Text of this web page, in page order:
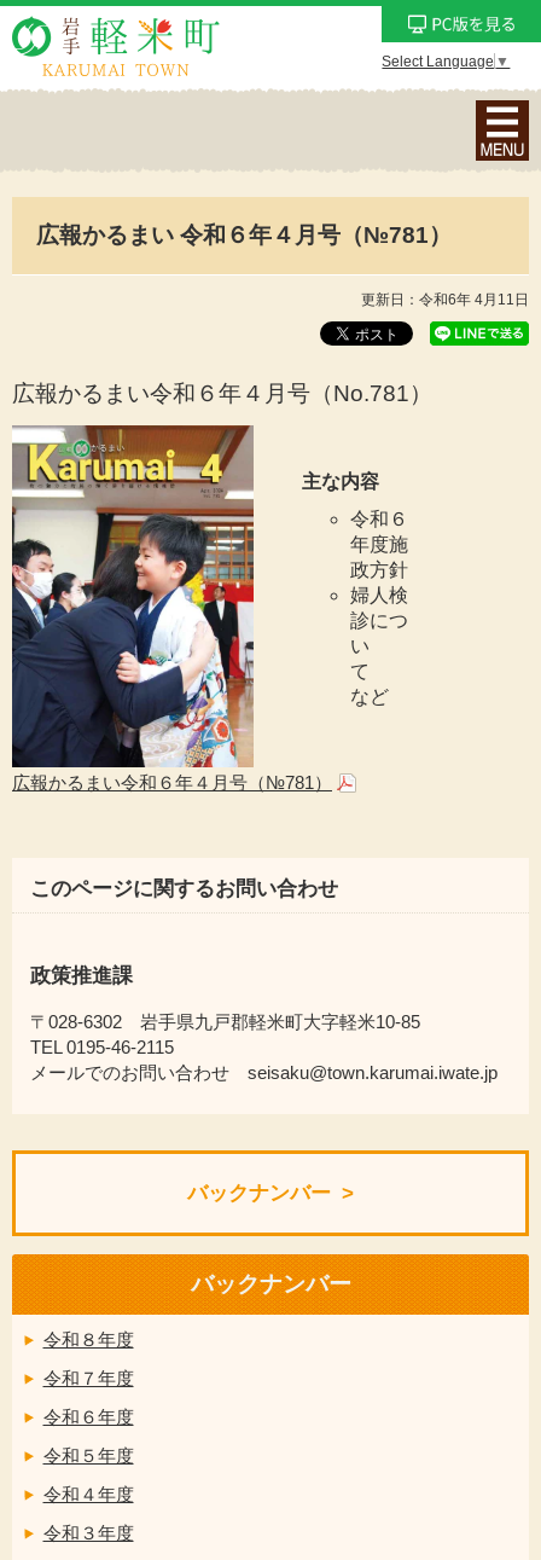
Select Language ▼
ナ
ビ
ン
メ
広報かるまい 令和６年４月号（№781）
更新日：令和6年 4月11日
広報かるまい令和６年４月号（No.781）
主な内容
令和６
年度施
政方針
婦人検
診につ
い
て
など
広報かるまい令和６年４月号（№781）
このページに関するお問い合わせ
政策推進課
〒028-6302 岩手県九戸郡軽米町大字軽米10-85
TEL 0195-46-2115
メールでのお問い合わせ seisaku@town.karumai.iwate.jp
バックナンバー
バックナンバー
令和８年度
令和７年度
令和６年度
令和５年度
令和４年度
令和３年度